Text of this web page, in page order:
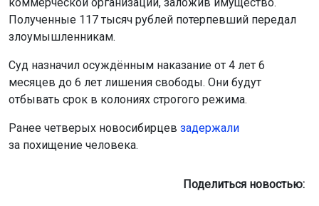
Полученные 117 тысяч рублей потерпевший передал
злоумышленникам.
Суд назначил осуждённым наказание от 4 лет 6
месяцев до 6 лет лишения свободы. Они будут
отбывать срок в колониях строгого режима.
Ранее четверых новосибирцев задержали
за похищение человека.
Поделиться новостью: